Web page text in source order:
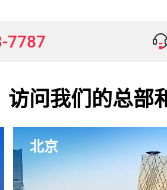
7787
访问我们的总部
北京